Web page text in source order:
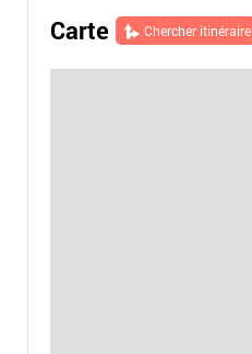
Carte Chercher itinéraire